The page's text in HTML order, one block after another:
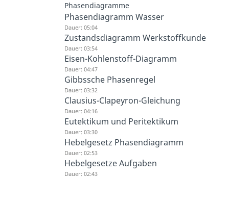
Phasendiagramme
Phasendiagramm Wasser
Dauer: 05:04
Zustandsdiagramm Werkstoffkunde
Dauer: 03:54
Eisen-Kohlenstoff-Diagramm
Dauer: 04:47
Gibbssche Phasenregel
Dauer: 03:32
Clausius-Clapeyron-Gleichung
Dauer: 04:16
Eutektikum und Peritektikum
Dauer: 03:30
Hebelgesetz Phasendiagramm
Dauer: 02:53
Hebelgesetze Aufgaben
Dauer: 02:43